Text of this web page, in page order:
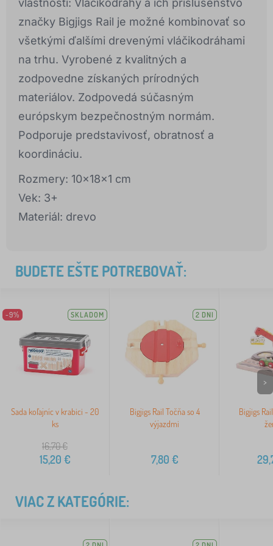
vlastnosti: Vláčikodráhy a ich príslušenstvo
značky Bigjigs Rail je možné kombinovať so
všetkými ďalšími drevenými vláčikodráhami
na trhu. Vyrobené z kvalitných a
zodpovedne získaných prírodných
materiálov. Zodpovedá súčasným
európskym bezpečnostným normám.
Podporuje predstavivosť, obratnosť a
koordináciu.
Rozmery: 10x18x1 cm
Vek: 3+
Materiál: drevo
BUDETE EŠTE POTREBOVAŤ:
-9% SKLADOM
Sada koľajníc v krabici - 20
ks
16,70€
15,20 €
2 DNI
Bigjigs Rail Točňa so 4
výjazdmi
7,80 €
Bigjigs
>
VIAC Z KATEGÓRIE: